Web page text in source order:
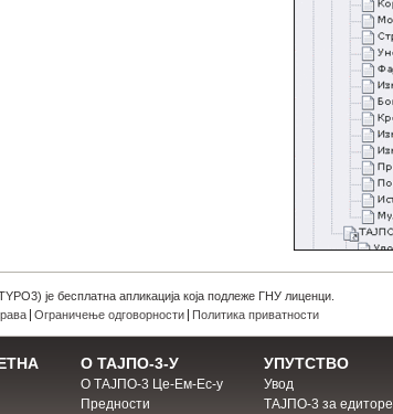
је бесплатна апликација која подлеже ГНУ лиценци.
Ограничење одговорности Политика приватности
О ТАЈПО-3-У
О ТАЈПО-3 Це-Ем-Ес-у
Предности
УПУТСТВО
Увод
ТАЈПО-3 за едиторе